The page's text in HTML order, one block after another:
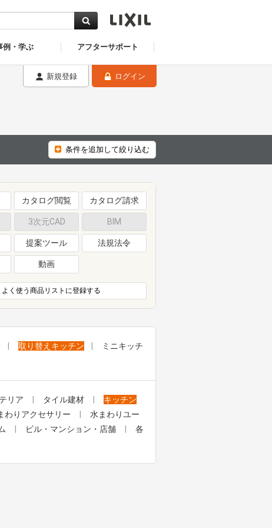
例・学ぶ アフターサポート
新規登録 ログイン
条件を追加して絞り込む
カタログ閲覧 カタログ請求
3次元CAD BIM
提案ツール 法規法令
動画
く使う商品リストに登録する
取り替えキッチン
ミニキッチ
リア タイル建材
キッチン
わりアクセサリー
水まわりユー
ビル・マンション・店舗
各